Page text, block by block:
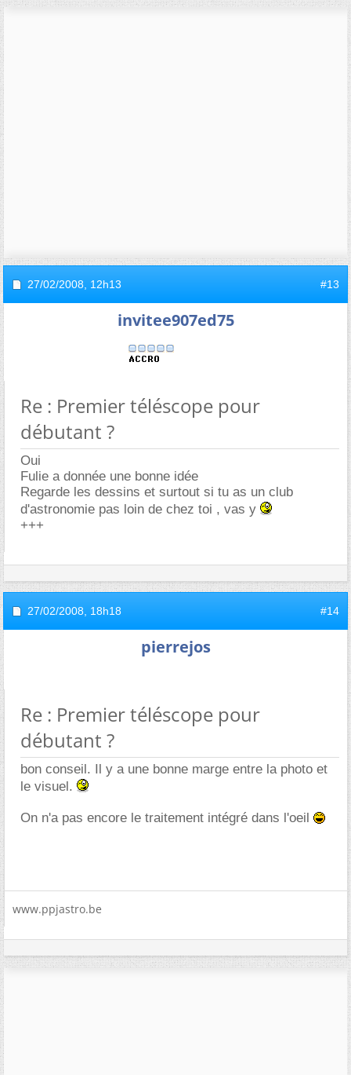
27/02/2008, 12h13 #13
invitee907ed75
Re : Premier téléscope pour
débutant ?
Oui
Fulie a donnée une bonne idée
Regarde les dessins et surtout si tu as un club
d'astronomie pas loin de chez toi , vas y
+++
27/02/2008, 18h18 #14
pierrejos
Re : Premier téléscope pour
débutant ?
bon conseil. Il y a une bonne marge entre la photo et
le visuel.
On n'a pas encore le traitement intégré dans l'oeil
www.ppjastro.be